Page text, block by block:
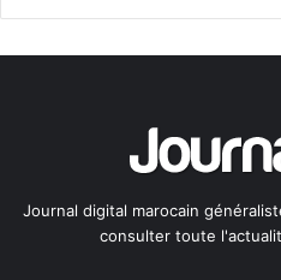
Journal digital marocain
consulter toute